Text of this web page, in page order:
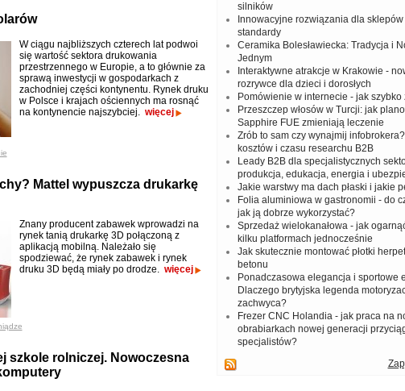
W ciągu najbliższych czterech lat podwoi
się wartość sektora drukowania
przestrzennego w Europie, a to głównie za
sprawą inwestycji w gospodarkach z
zachodniej części kontynentu. Rynek druku
w Polsce i krajach ościennych ma rosnąć
na kontynencie najszybciej. więcej
Mattel wypuszcza drukarkę
Znany producent zabawek wprowadzi na
rynek tanią drukarkę 3D połączoną z
aplikacją mobilną. Należało się
spodziewać, że rynek zabawek i rynek
druku 3D będą miały po drodze. więcej
szkole rolniczej. Nowoczesna
silników
Innowacyjne rozwiązania dla sklepów
standardy
Ceramika Bolesławiecka: Tradycja i
Jednym
Interaktywne atrakcje w Krakowie -
rozrywce dla dzieci i dorosłych
Pomówienie w internecie - jak
Przeszczep włosów w Turcji: jak
Sapphire FUE zmieniają leczenie
Zrób to sam czy wynajmij
kosztów i czasu researchu B2B
Leady B2B dla specjalistycznych
produkcja, edukacja, energia i
Jakie warstwy ma dach płaski i jakie
Folia aluminiowa w gastronomii - do
jak ją dobrze wykorzystać?
Sprzedaż wielokanałowa - jak
kilku platformach jednocześnie
Jak skutecznie montować płotki
betonu
Ponadczasowa elegancja i sportowe
Dlaczego brytyjska legenda
zachwyca?
Frezer CNC Holandia - jak praca na
obrabiarkach nowej generacji
specjalistów?